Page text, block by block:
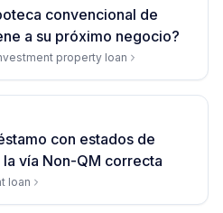
convencional de
a su próximo negocio?
property loan
con estados de
vía Non-QM correcta
loan